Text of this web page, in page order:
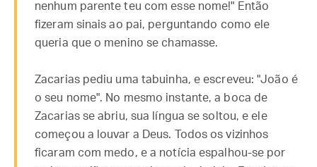
nenhum parente teu com esse nome!" Então
fizeram sinais ao pai, perguntando como ele
queria que o menino se chamasse.
Zacarias pediu uma tabuinha, e escreveu: "João é
o seu nome". No mesmo instante, a boca de
Zacarias se abriu, sua língua se soltou, e ele
começou a louvar a Deus. Todos os vizinhos
ficaram com medo, e a notícia espalhou-se por